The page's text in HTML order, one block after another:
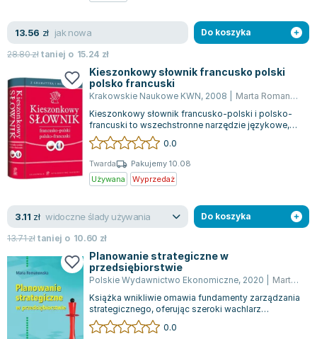
Agata Passent
Michel Moran
Maciej Orłoś
Jo Nesbo
Katarzyna Miller
Antoine de Saint Exupery
Lew Tołstoj
Mark Twain
Marcin Meller
ks. Piotr Pawlukiewicz
Jarosław Sokołowski
Piotr Latocha
Michael Scott
Piotr Semka
Jarosław Iwaszkiewicz
Joseph Murphy
13.56 zł jak nowa
28.80złtaniej o 15.24 zł
Do koszyka
Kieszonkowy słownik francusko polski
polsko francuski
Krakowskie Naukowe KWN, 2008
Marta Romanowska
Kieszonkowy słownik francusko-polski i polsko-
francuski to wszechstronne narzędzie językowe,
które łączy aktualne słownictwo z pra...
0.0
Twarda
Pakujemy 10.08
Używana
Wyprzedaż
3.11 zł widoczne ślady używania
13.71złtaniej o 10.60 zł
Do koszyka
Planowanie strategiczne w
przedsiębiorstwie
Polskie Wydawnictwo Ekonomiczne, 2020
Marta Romanowska
Książka wnikliwie omawia fundamenty zarządzania
strategicznego, oferując szeroki wachlarz
metodologii używanych przy tworzeniu pla...
0.0